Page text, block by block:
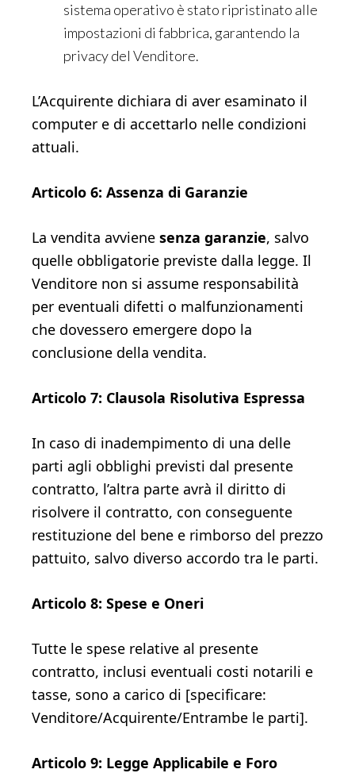
sistema operativo è stato ripristinato alle
impostazioni di fabbrica, garantendo la
privacy del Venditore.
L’Acquirente dichiara di aver esaminato il
computer e di accettarlo nelle condizioni
attuali.
Articolo 6: Assenza di Garanzie
La vendita avviene senza garanzie, salvo
quelle obbligatorie previste dalla legge. Il
Venditore non si assume responsabilità
per eventuali difetti o malfunzionamenti
che dovessero emergere dopo la
conclusione della vendita.
Articolo 7: Clausola Risolutiva Espressa
In caso di inadempimento di una delle
parti agli obblighi previsti dal presente
contratto, l’altra parte avrà il diritto di
risolvere il contratto, con conseguente
restituzione del bene e rimborso del prezzo
pattuito, salvo diverso accordo tra le parti.
Articolo 8: Spese e Oneri
Tutte le spese relative al presente
contratto, inclusi eventuali costi notarili e
tasse, sono a carico di [specificare:
Venditore/Acquirente/Entrambe le parti].
Articolo 9: Legge Applicabile e Foro